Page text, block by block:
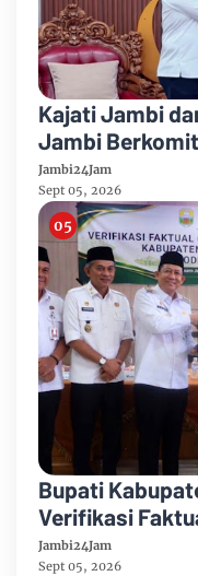
Kajati Jambi
Jambi
Penegakan
Jambi24Jam
Sept 05, 2026
Bupati
Verifikasi
Tahun 2026-2031
Jambi24Jam
Sept 05, 2026